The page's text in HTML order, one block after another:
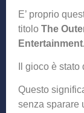
E’ proprio
titolo The
Il gioco è
Questo
senza sparare